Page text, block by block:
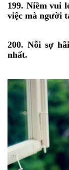
199. Niềm vui
việc mà người
200. Nỗi sợ
nhất.